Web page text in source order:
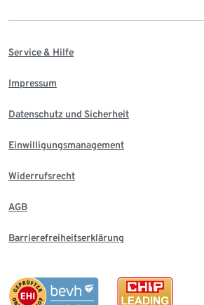
Service & Hilfe
Impressum
Datenschutz und Sicherheit
Einwilligungsmanagement
Widerrufsrecht
AGB
Barrierefreiheitserklärung